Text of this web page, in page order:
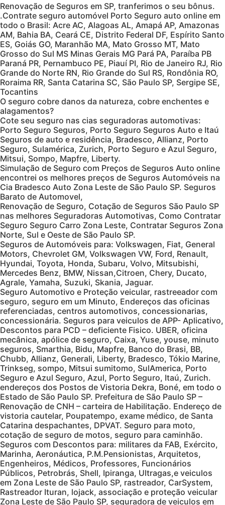
Renovação de Seguros em SP, tranferimos o seu bônus.
.Contrate seguro automóvel Porto Seguro auto online em
todo o Brasil: Acre AC, Alagoas AL, Amapá AP, Amazonas
AM, Bahia BA, Ceará CE, Distrito Federal DF, Espírito Santo
ES, Goiás GO, Maranhão MA, Mato Grosso MT, Mato
Grosso do Sul MS Minas Gerais MG Pará PA, Paraíba PB
Paraná PR, Pernambuco PE, Piauí PI, Rio de Janeiro RJ, Rio
Grande do Norte RN, Rio Grande do Sul RS, Rondônia RO,
Roraima RR, Santa Catarina SC, São Paulo SP, Sergipe SE,
Tocantins
O seguro cobre danos da natureza, cobre enchentes e
alagamentos?
Cote seu seguro nas cias seguradoras automotivas:
Porto Seguro Seguros, Porto Seguro Seguros Auto e Itaú
Seguros de auto e residência, Bradesco, Allianz, Porto
Seguro, Sulamérica, Zurich, Porto Seguro e Azul Seguro,
Mitsui, Sompo, Mapfre, Liberty.
Simulação de Seguro com Preços de Seguros Auto online
encontrei os melhores preços de Seguros Automóveis na
Cia Bradesco Auto Zona Leste de São Paulo SP. Seguros
Barato de Automovel,
Renovação de Seguro, Cotação de Seguros São Paulo SP
nas melhores Seguradoras Automotivas, Como Contratar
Seguro Seguro Carro Zona Leste, Contratar Seguros Zona
Norte, Sul e Oeste de São Paulo SP.
Seguros de Automóveis para: Volkswagen, Fiat, General
Motors, Chevrolet GM, Volkswagen VW, Ford, Renault,
Hyundai, Toyota, Honda, Subaru, Volvo, Mitsubishi,
Mercedes Benz, BMW, Nissan,Citroen, Chery, Ducato,
Agrale, Yamaha, Suzuki, Skania, Jaguar.
Seguro Automotivo e Proteção veicular, rastreeador com
seguro, seguro em um Minuto, Endereços das oficinas
referenciadas, centros automotivos, concessionarias,
concessionária. Seguros para veiculos de APP- Aplicativo,
Descontos para PCD – deficiente Fisico. UBER, oficina
mecânica, apólice de seguro, Caixa, Yuse, youse, minuto
seguros, Smarthia, Bidu, Mapfre, Banco do Brasi, BB,
Chubb, Allianz, Generali, Liberty, Bradesco, Tókio Marine,
Trinkseg, sompo, Mitsui sumitomo, SulAmerica, Porto
Seguro e Azul Seguro, Azul, Porto Seguro, Itaú, Zurich.
endereços dos Postos de Vistoria Dekra, Boné, em todo o
Estado de São Paulo SP. Prefeitura de São Paulo SP –
Renovação de CNH – carteira de Habilitação. Endereço de
vistoria cautelar, Poupatempo, exame médico, de Santa
Catarina despachantes, DPVAT. Seguro para moto,
cotação de seguro de motos, seguro para caminhão.
Seguros com Descontos para: militares da FAB, Exército,
Marinha, Aeronáutica, P.M.Pensionistas, Arquitetos,
Engenheiros, Médicos, Professores, Funcionários
Públicos, Petrobrás, Shell, Ipiranga, Ultragas,e veiculos
em Zona Leste de São Paulo SP, rastreador, CarSystem,
Rastreador Ituran, lojack, associação e proteção veicular
Zona Leste de São Paulo SP, seguradora de veiculos em